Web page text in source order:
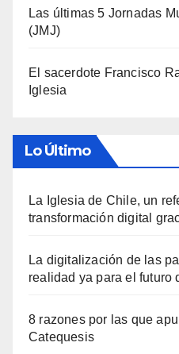
Las últimas 5 Jornadas
(JMJ)
El sacerdote Francisco
Iglesia
Lo Último
La Iglesia de Chile, un
transformación digital
La digitalización de las
realidad ya para el futuro
8 razones por las que
Catequesis